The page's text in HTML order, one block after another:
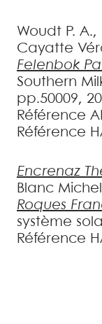
Woudt P. A.,
Cayatte
Felenbok
Southern
pp.50009,
Référence
Référence
Encrenaz
Blanc Michel
Roques
système
Référence